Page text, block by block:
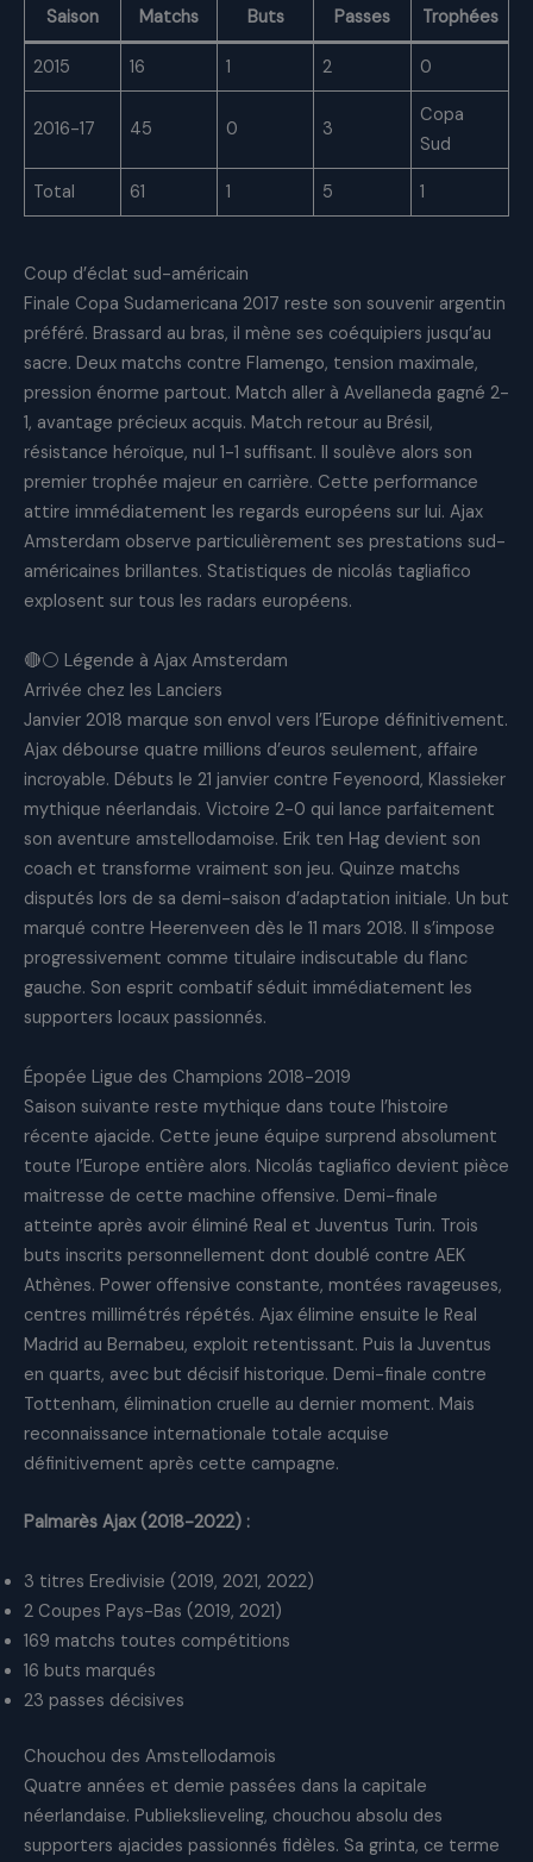
Saison Matchs Buts Passes Trophées
2015 16 1 2 0
2016-17 45 0 3
Copa
Sud
Total 61 1 5 1
Coup d’éclat sud-américain
Finale Copa Sudamericana 2017 reste son souvenir argentin
préféré. Brassard au bras, il mène ses coéquipiers jusqu’au
sacre. Deux matchs contre Flamengo, tension maximale,
pression énorme partout. Match aller à Avellaneda gagné 2-
1, avantage précieux acquis. Match retour au Brésil,
résistance héroïque, nul 1-1 suffisant. Il soulève alors son
premier trophée majeur en carrière. Cette performance
attire immédiatement les regards européens sur lui. Ajax
Amsterdam observe particulièrement ses prestations sud-
américaines brillantes. Statistiques de nicolás tagliafico
explosent sur tous les radars européens.
🔴⚪ Légende à Ajax Amsterdam
Arrivée chez les Lanciers
Janvier 2018 marque son envol vers l’Europe définitivement.
Ajax débourse quatre millions d’euros seulement, affaire
incroyable. Débuts le 21 janvier contre Feyenoord, Klassieker
mythique néerlandais. Victoire 2-0 qui lance parfaitement
son aventure amstellodamoise. Erik ten Hag devient son
coach et transforme vraiment son jeu. Quinze matchs
disputés lors de sa demi-saison d’adaptation initiale. Un but
marqué contre Heerenveen dès le 11 mars 2018. Il s’impose
progressivement comme titulaire indiscutable du flanc
gauche. Son esprit combatif séduit immédiatement les
supporters locaux passionnés.
Épopée Ligue des Champions 2018-2019
Saison suivante reste mythique dans toute l’histoire
récente ajacide. Cette jeune équipe surprend absolument
toute l’Europe entière alors. Nicolás tagliafico devient pièce
maitresse de cette machine offensive. Demi-finale
atteinte après avoir éliminé Real et Juventus Turin. Trois
buts inscrits personnellement dont doublé contre AEK
Athènes. Power offensive constante, montées ravageuses,
centres millimétrés répétés. Ajax élimine ensuite le Real
Madrid au Bernabeu, exploit retentissant. Puis la Juventus
en quarts, avec but décisif historique. Demi-finale contre
Tottenham, élimination cruelle au dernier moment. Mais
reconnaissance internationale totale acquise
définitivement après cette campagne.
Palmarès Ajax (2018-2022) :
3 titres Eredivisie (2019, 2021, 2022)
2 Coupes Pays-Bas (2019, 2021)
169 matchs toutes compétitions
16 buts marqués
23 passes décisives
Chouchou des Amstellodamois
Quatre années et demie passées dans la capitale
néerlandaise. Publiekslieveling, chouchou absolu des
supporters ajacides passionnés fidèles. Sa grinta, ce terme